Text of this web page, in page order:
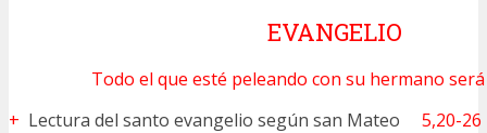
EVANGELIO
Todo el que esté peleando con su hermano
+ Lectura del santo evangelio según san Mateo 5,20-26